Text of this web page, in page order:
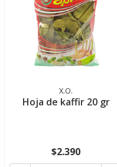
X.O.
Hoja de kaffir 20 gr
$2.390